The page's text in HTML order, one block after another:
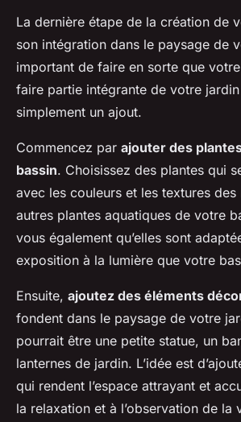
La dernière étape de la création de
son intégration dans le paysage de
important de faire en sorte que
faire partie intégrante de votre
simplement un ajout.
Commencez par ajouter des
bassin. Choisissez des plantes qui
avec les couleurs et les textures des
autres plantes aquatiques de votre
vous également qu’elles sont
exposition à la lumière que votre
Ensuite, ajoutez des éléments
fondent dans le paysage de votre
pourrait être une petite statue, un
lanternes de jardin. L’idée est
qui rendent l’espace attrayant et
la relaxation et à l’observation de la